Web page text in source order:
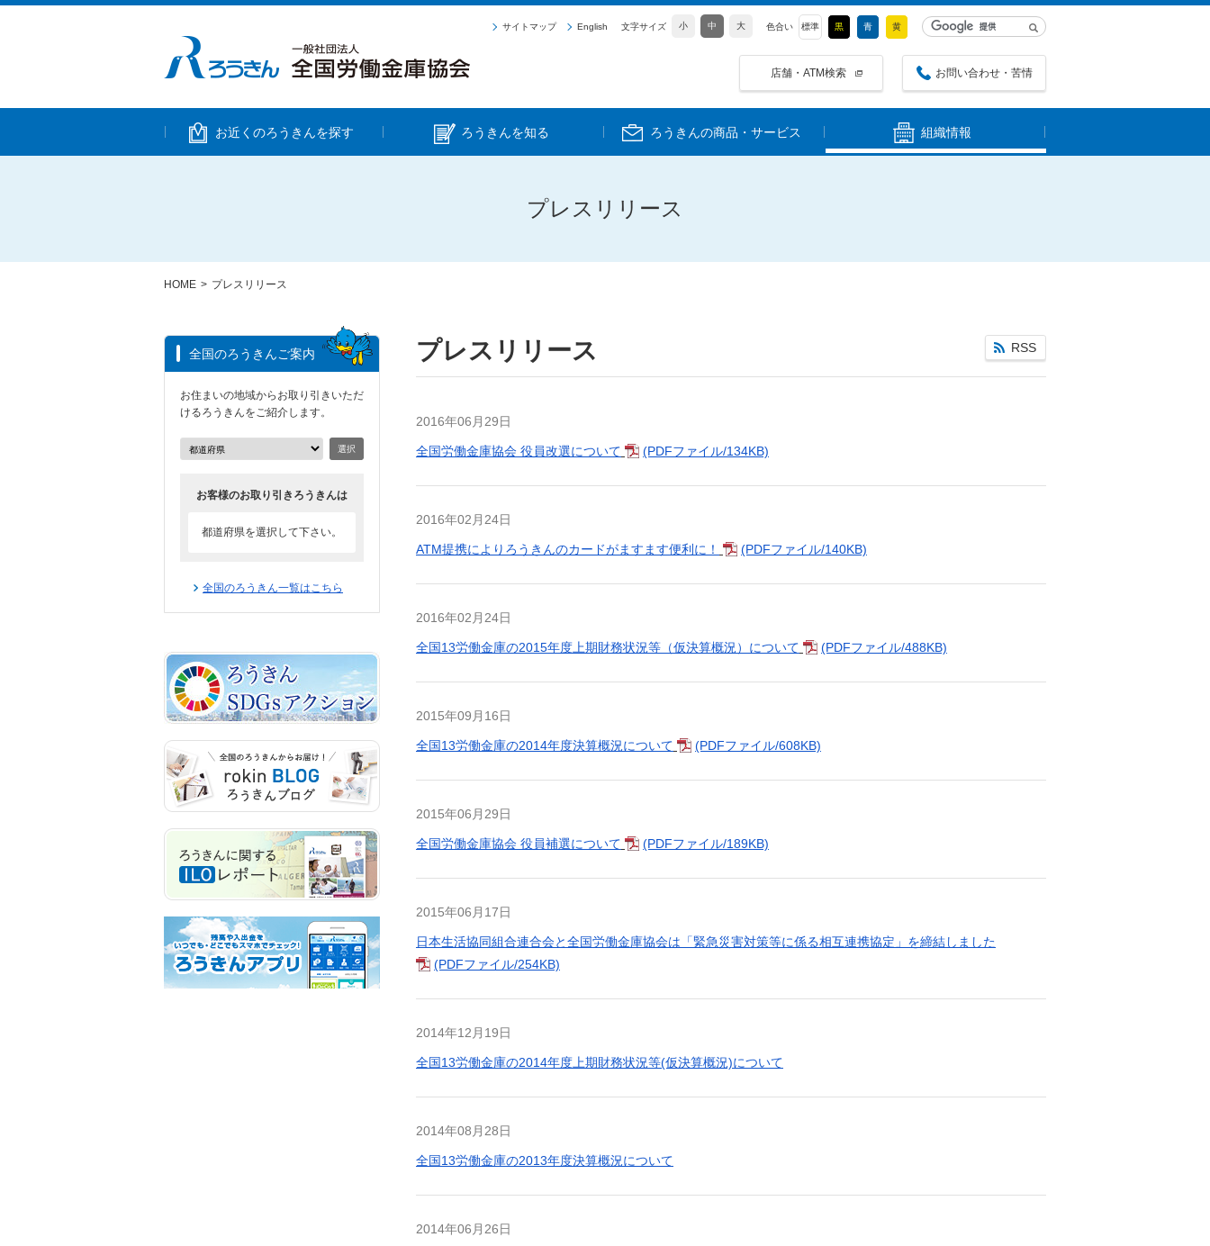
サイトマップ English 文字サイズ 小 中 大 色合い 標準 黒 青 黄
店舗・ATM検索 お問い合わせ・苦情
お近くのろうきんを探す ろうきんを知る ろうきんの商品・サービス 組織情報
プレスリリース
HOME > プレスリリース
プレスリリース RSS
2016年06月29日
全国労働金庫協会 役員改選について (PDFファイル/134KB)
2016年02月24日
ATM提携によりろうきんのカードがますます便利に！ (PDFファイル/140KB)
2016年02月24日
全国13労働金庫の2015年度上期財務状況等（仮決算概況）について (PDFファイル/488KB)
2015年09月16日
全国13労働金庫の2014年度決算概況について (PDFファイル/608KB)
2015年06月29日
全国労働金庫協会 役員補選について (PDFファイル/189KB)
2015年06月17日
日本生活協同組合連合会と全国労働金庫協会は「緊急災害対策等に係る相互連携協定」を締結しました
(PDFファイル/254KB)
2014年12月19日
全国13労働金庫の2014年度上期財務状況等(仮決算概況)について
2014年08月28日
全国13労働金庫の2013年度決算概況について
2014年06月26日
全国のろうきんご案内
お住まいの地域からお取り引きいただ
けるろうきんをご紹介します。
選択
お客様のお取り引きろうきんは
都道府県を選択して下さい。
全国のろうきん一覧はこちら